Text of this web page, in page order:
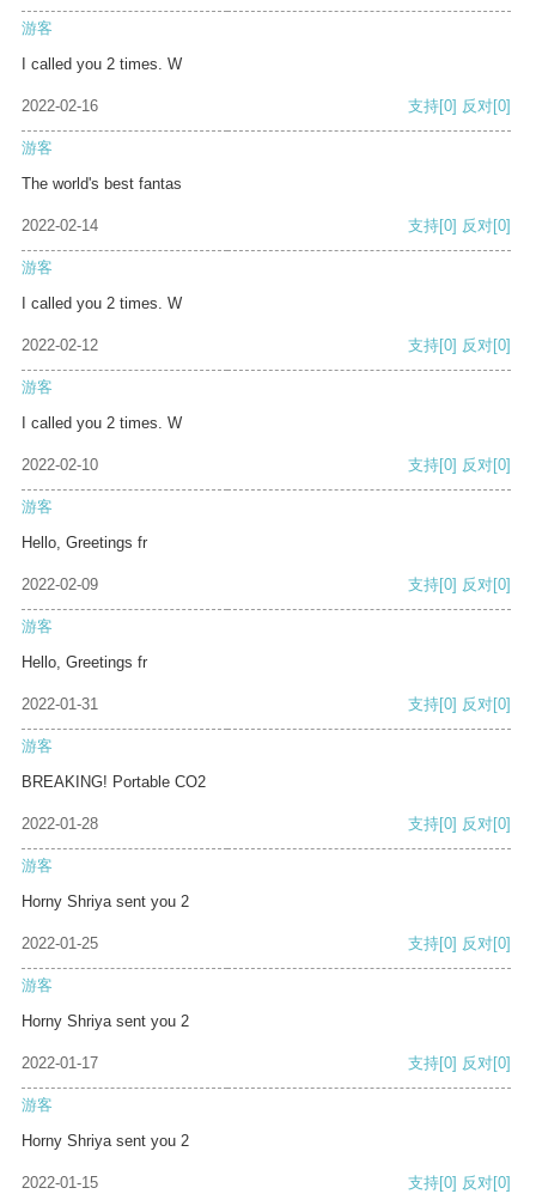
游客
I called you 2 times. W
2022-02-16 支持[0] 反对[0]
游客
The world's best fantas
2022-02-14 支持[0] 反对[0]
游客
I called you 2 times. W
2022-02-12 支持[0] 反对[0]
游客
I called you 2 times. W
2022-02-10 支持[0] 反对[0]
游客
Hello, Greetings fr
2022-02-09 支持[0] 反对[0]
游客
Hello, Greetings fr
2022-01-31 支持[0] 反对[0]
游客
BREAKING! Portable CO2
2022-01-28 支持[0] 反对[0]
游客
Horny Shriya sent you 2
2022-01-25 支持[0] 反对[0]
游客
Horny Shriya sent you 2
2022-01-17 支持[0] 反对[0]
游客
Horny Shriya sent you 2
2022-01-15 支持[0] 反对[0]